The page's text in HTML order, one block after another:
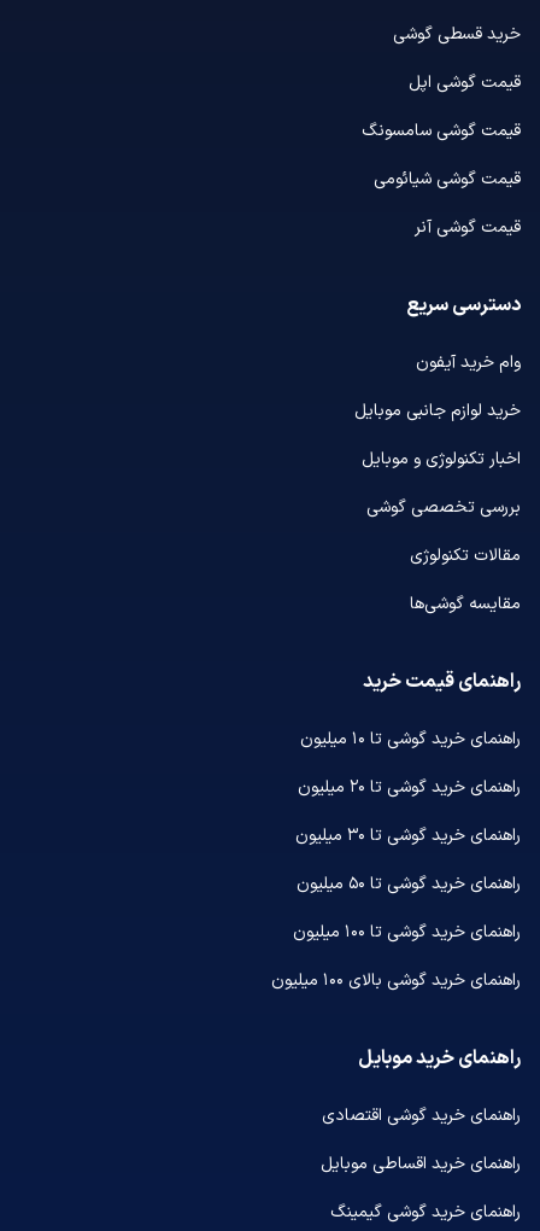
خرید قسطی گوشی
قیمت گوشی اپل
قیمت گوشی سامسونگ
قیمت گوشی شیائومی
قیمت گوشی آنر
دسترسی سریع
وام خرید آیفون
خرید لوازم جانبی موبایل
اخبار تکنولوژی و موبایل
بررسی تخصصی گوشی
مقالات تکنولوژی
مقایسه گوشی‌ها
راهنمای قیمت خرید
راهنمای خرید گوشی تا ۱۰ میلیون
راهنمای خرید گوشی تا ۲۰ میلیون
راهنمای خرید گوشی تا ۳۰ میلیون
راهنمای خرید گوشی تا ۵۰ میلیون
راهنمای خرید گوشی تا ۱۰۰ میلیون
راهنمای خرید گوشی بالای ۱۰۰ میلیون
راهنمای خرید موبایل
راهنمای خرید گوشی اقتصادی
راهنمای خرید اقساطی موبایل
راهنمای خرید گوشی گیمینگ